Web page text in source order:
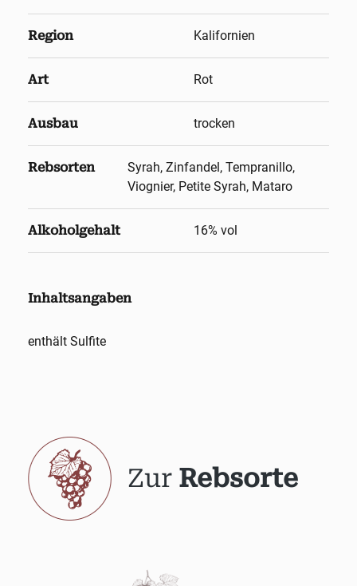
Region Kalifornien
Art Rot
Ausbau trocken
Rebsorten
Syrah, Zinfandel, Tempranillo,
Viognier, Petite Syrah, Mataro
Alkoholgehalt 16% vol
Inhaltsangaben
enthält Sulfite
Zur Rebsorte